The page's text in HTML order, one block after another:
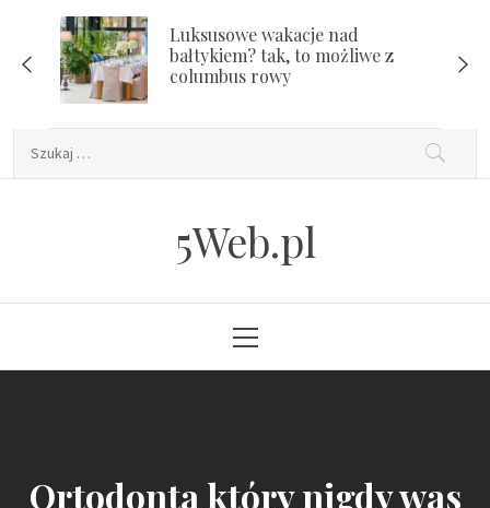
content
Luksusowe wakacje nad
bałtykiem? tak, to możliwe z
columbus rowy
5Web.pl
Menu
Ortodonta który nigdy was